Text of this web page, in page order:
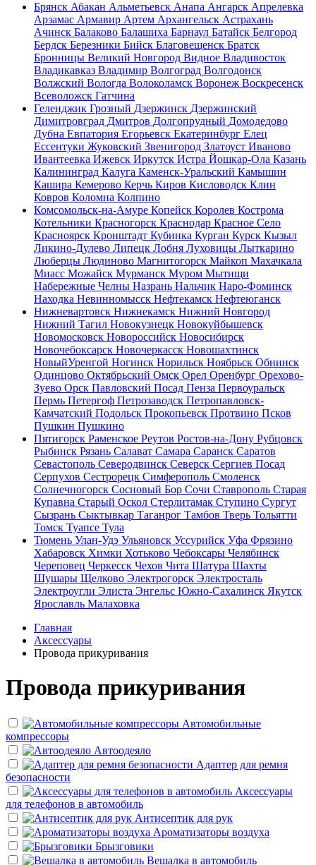
Брянск Абакан Альметьевск Анапа Ангарск Апрелевка
Арзамас Армавир Артем Архангельск Астрахань
Ачинск Балаково Балашиха Барнаул Батайск Белгород
Бердск Березники Бийск Благовещенск Братск
Бронницы Великий Новгород Видное Владивосток
Владикавказ Владимир Волгоград Волгодонск
Волжский Вологда Волоколамск Воронеж Воскресенск
Всеволожск Гатчина
Геленджик Грозный Дзержинск Дзержинский
Димитровград Дмитров Долгопрудный Домодедово
Дубна Евпатория Егорьевск Екатеринбург Елец
Ессентуки Жуковский Звенигород Златоуст Иваново
Ивантеевка Ижевск Иркутск Истра Йошкар-Ола Казань
Калининград Калуга Каменск-Уральский Камышин
Кашира Кемерово Керчь Киров Кисловодск Клин
Ковров Коломна Колпино
Комсомольск-на-Амуре Копейск Королев Кострома
Котельники Красногорск Краснодар Красное Село
Красноярск Кронштадт Кубинка Курган Курск Кызыл
Ликино-Дулево Липецк Лобня Луховицы Лыткарино
Люберцы Людиново Магнитогорск Майкоп Махачкала
Миасс Можайск Мурманск Муром Мытищи
Набережные Челны Назрань Нальчик Наро-Фоминск
Находка Невинномысск Нефтекамск Нефтеюганск
Нижневартовск Нижнекамск Нижний Новгород
Нижний Тагил Новокузнецк Новокуйбышевск
Новомосковск Новороссийск Новосибирск
Новочебоксарск Новочеркасск Новошахтинск
НовыйУренгой Ногинск Норильск Ноябрьск Обнинск
Одинцово Октябрьский Омск Орел Оренбург Орехово-
Зуево Орск Павловский Посад Пенза Первоуральск
Пермь Петергоф Петрозаводск Петропавловск-
Камчатский Подольск Прокопьевск Протвино Псков
Пушкин Пушкино
Пятигорск Раменское Реутов Ростов-на-Дону Рубцовск
Рыбинск Рязань Салават Самара Саранск Саратов
Севастополь Северодвинск Северск Сергиев Посад
Серпухов Сестрорецк Симферополь Смоленск
Солнечногорск Сосновый Бор Сочи Ставрополь Старая
Купавна Старый Оскол Стерлитамак Ступино Сургут
Сызрань Сыктывкар Таганрог Тамбов Тверь Тольятти
Томск Туапсе Тула
Тюмень Улан-Удэ Ульяновск Уссурийск Уфа Фрязино
Хабаровск Химки Хотьково Чебоксары Челябинск
Череповец Черкесск Чехов Чита Шатура Шахты
Шушары Щелково Электрогорск Электросталь
Электроугли Элиста Энгельс Южно-Сахалинск Якутск
Ярославль Малаховка
Главная
Аксессуары
Провода прикуривания
Провода прикуривания
Автомобильные
компрессоры
Автоодеяло
Адаптер для ремня
безопасности
Аксессуары
для телефонов в автомобиль
Антисептик для рук
Ароматизаторы воздуха
Брызговики
Вешалка в автомобиль